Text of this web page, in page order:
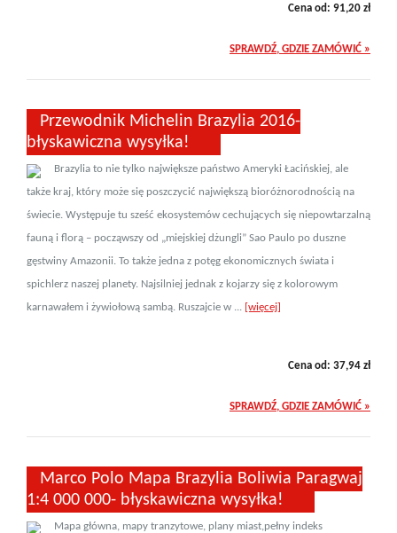
Cena od: 91,20 zł
SPRAWDŹ, GDZIE ZAMÓWIĆ »
Przewodnik Michelin Brazylia 2016-
błyskawiczna wysyłka!
Brazylia to nie tylko największe państwo Ameryki Łacińskiej, ale
także kraj, który może się poszczycić największą bioróżnorodnością na
świecie. Występuje tu sześć ekosystemów cechujących się niepowtarzalną
fauną i florą – począwszy od „miejskiej dżungli” Sao Paulo po duszne
gęstwiny Amazonii. To także jedna z potęg ekonomicznych świata i
spichlerz naszej planety. Najsilniej jednak z kojarzy się z kolorowym
karnawałem i żywiołową sambą. Ruszajcie w ... [więcej]
Cena od: 37,94 zł
SPRAWDŹ, GDZIE ZAMÓWIĆ »
Marco Polo Mapa Brazylia Boliwia Paragwaj
1:4 000 000- błyskawiczna wysyłka!
Mapa główna, mapy tranzytowe, plany miast,pełny indeks